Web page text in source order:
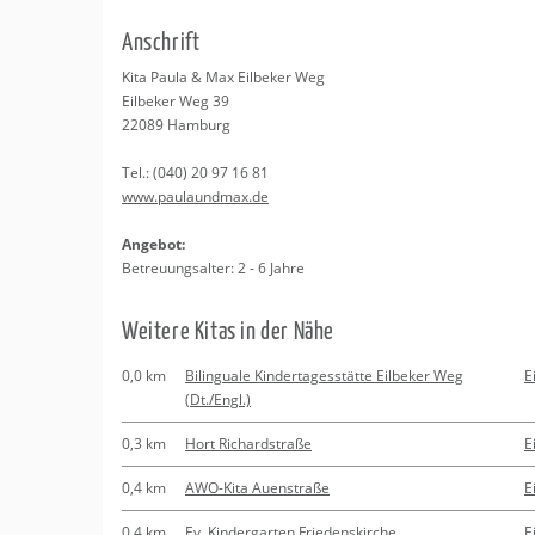
Beratung
Kurse
Regionale Tipps
An­schrift
Kita Paula & Max Eil­be­ker Weg
Eil­be­ker Weg 39
22089 Ham­burg
Tel.:(040) 20 97 16 81
www.​paulaundmax.​de
An­ge­bot:
Be­treu­ungs­al­ter: 2 - 6 Jahre
Wei­te­re Kitas in der Nähe
0,0 km
Bilinguale Kindertagesstätte Eilbeker Weg
(Dt./Engl.)
0,3 km Hort Richardstraße
0,4 km AWO-Kita Auenstraße